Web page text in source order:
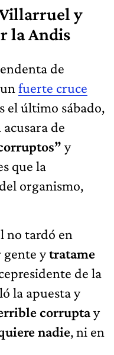
y
la Andis
de
fuerte cruce
el último sábado,
de
y
que la
organismo,
no tardó en
gente ytratame
de la
la apuesta y
corruptay
nadie, ni en